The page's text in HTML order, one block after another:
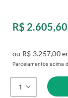
R$ 2.605,60
ou R$ 3.257,00
Parcelamentos acima
1